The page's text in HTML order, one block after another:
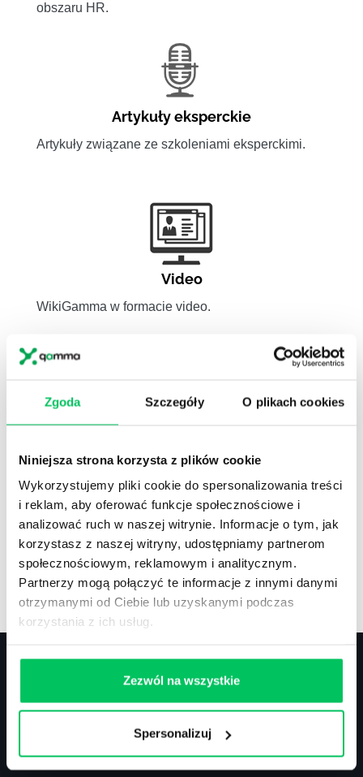
Zgoda Szczegóły O plikach cookies
Niniejsza strona korzysta z plików cookie
Wykorzystujemy pliki cookie do spersonalizowania treści
i reklam, aby oferować funkcje społecznościowe i
analizować ruch w naszej witrynie. Informacje o tym, jak
korzystasz z naszej witryny, udostępniamy partnerom
społecznościowym, reklamowym i analitycznym.
Partnerzy mogą połączyć te informacje z innymi danymi
otrzymanymi od Ciebie lub uzyskanymi podczas
korzystania z ich usług.
Zezwól na wszystkie
Spersonalizuj
obszaru HR.
Artykuły eksperckie
Artykuły związane ze szkoleniami eksperckimi.
Video
WikiGamma w formacie video.
zawodów.
Artykuły,Artykuły cd.,Prawo
Standardowe informacje z obszaru szkoleń.
Kontakt
tel.: 505 273 550